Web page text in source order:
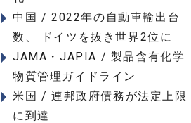
中国 / 2022年の自動車輸出台
数、 ドイツを抜き世界2位に
JAMA・JAPIA / 製品含有化学
物質管理ガイドライン
米国 / 連邦政府債務が法定上限
に到達